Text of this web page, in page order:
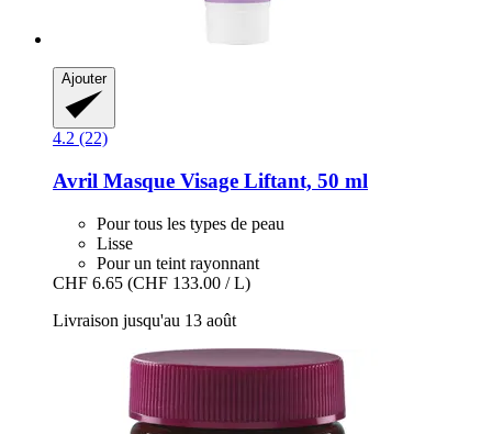
Ajouter
4.2 (22)
Avril Masque Visage Liftant, 50 ml
Pour tous les types de peau
Lisse
Pour un teint rayonnant
CHF 6.65 (CHF 133.00 / L)
Livraison jusqu'au 13 août